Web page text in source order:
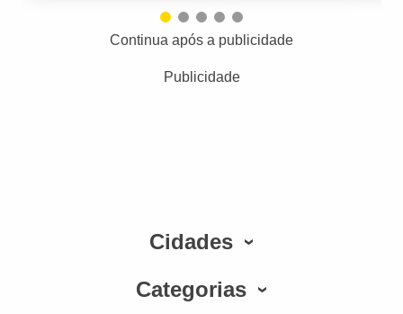
Continua após a publicidade
Publicidade
Cidades
Categorias